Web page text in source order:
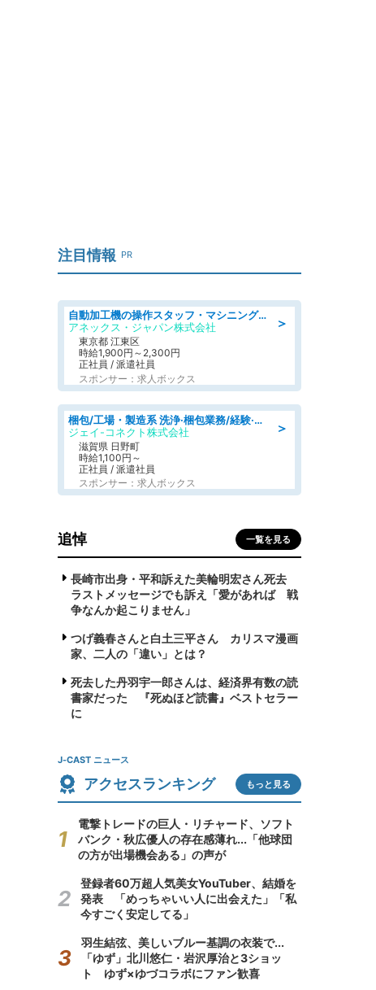
注目情報 PR
＞
自動加工機の操作スタッフ・マシニングセンタ/工業系卒歓迎/未経験OK/社会保険完備/年間休日125日/週休2日制
アネックス・ジャパン株式会社
東京都 江東区
時給1,900円～2,300円
正社員 / 派遣社員
スポンサー：求人ボックス
＞
梱包/工場・製造系 洗浄·梱包業務/経験·資格不問/日勤
ジェイ-コネクト株式会社
滋賀県 日野町
時給1,100円～
正社員 / 派遣社員
スポンサー：求人ボックス
追悼 一覧を見る
長崎市出身・平和訴えた美輪明宏さん死去
ラストメッセージでも訴え「愛があれば 戦
争なんか起こりません」
つげ義春さんと白土三平さん カリスマ漫画
家、二人の「違い」とは？
死去した丹羽宇一郎さんは、経済界有数の読
書家だった 『死ぬほど読書』ベストセラー
に
J-CAST ニュース
アクセスランキング もっと見る
電撃トレードの巨人・リチャード、ソフト
バンク・秋広優人の存在感薄れ...「他球団
の方が出場機会ある」の声が
登録者60万超人気美女YouTuber、結婚を
発表 「めっちゃいい人に出会えた」「私
今すごく安定してる」
羽生結弦、美しいブルー基調の衣装で...
「ゆず」北川悠仁・岩沢厚治と3ショッ
ト ゆず×ゆづコラボにファン歓喜